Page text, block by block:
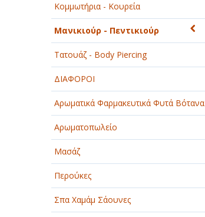
ΕΚΚΛΗΣΙΕΣ - ΦΙΛΑΝΘΡΩΠΙΚΑ
ΣΩΜΑΤΕΙΑ
ΕΚΠΑΙΔΕΥΣΗ - ΣΧΟΛΕΣ
ΕΜΠΟΡΙΟ - ΕΜΠΟΡΙΚΑ ΚΑΤΑΣΤΗΜΑΤΑ
ΕΡΓΟΣΤΑΣΙΑ - ΒΙΟΜΗΧΑΝΙΕΣ
ΞΕΝΟΔΟΧΕΙΑ - ΤΟΥΡΙΣΜΟΣ
ΟΜΟΡΦΙΑ
ΠΑΡΟΧΗ ΥΠΗΡΕΣΙΩΝ
ΤΕΧΝΙΚΑ - ΚΑΤΑΣΚΕΥΑΣΤΙΚΑ
Κομμωτήρια - Κουρεία
Μανικιούρ - Πεντικιούρ
Τατουάζ - Body Piercing
ΔΙΑΦΟΡΟΙ
Αρωματικά Φαρμακευτικά Φυτά Βότανα
Αρωματοπωλείο
Μασάζ
Περούκες
Σπα Χαμάμ Σάουνες